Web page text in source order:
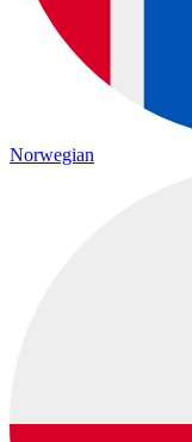
Norwegian